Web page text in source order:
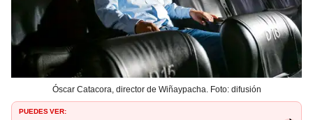
Óscar Catacora, director de Wiñaypacha. Foto: difusión
PUEDES VER: